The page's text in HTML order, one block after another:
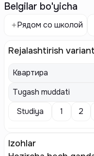
Belgilar bo'yicha
Рядом со школой
Rejalashtirish
Квартира
Tugash muddati
Studiya
1 2
Izohlar